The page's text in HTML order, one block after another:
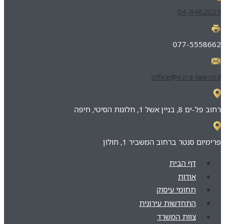
04-6482021
077-5558662
office@ezra-law.co.il
רחוב פל-ים 8, בניין אשל 1, חלונות הסיטי, חיפה
פרימיום סנטר ברחוב המשביר 1, חולון
דף הבית
אודות
תחומי עיסוק
התחדשות עירונית
צוות המשרד